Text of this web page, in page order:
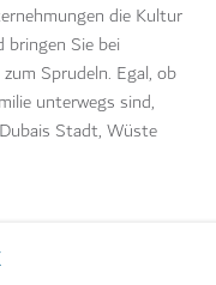
die Kultur
Sie bei
Sprudeln. Egal, ob
unterwegs sind,
Stadt, Wüste